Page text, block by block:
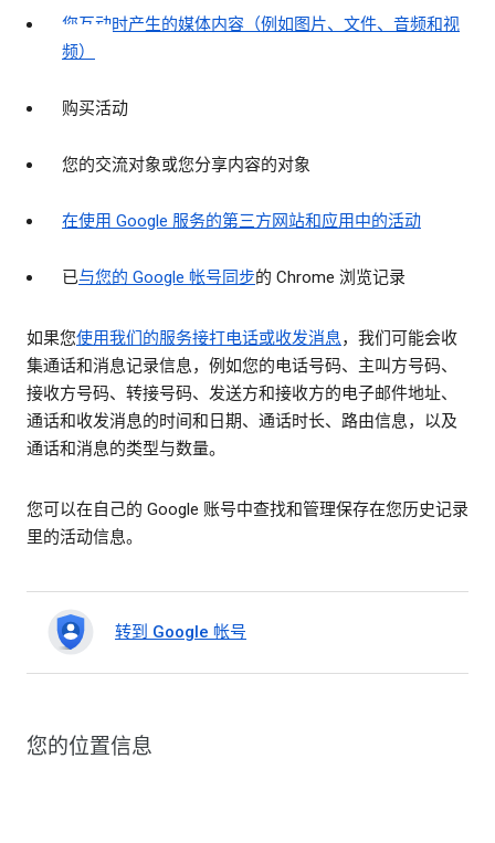
您互动时产生的媒体内容（例如图片、文件、音频和视
频）
购买活动
您的交流对象或您分享内容的对象
在使用 Google 服务的第三方网站和应用中的活动
已与您的 Google 帐号同步的 Chrome 浏览记录
如果您使用我们的服务接打电话或收发消息，我们可能会收
集通话和消息记录信息，例如您的电话号码、主叫方号码、
接收方号码、转接号码、发送方和接收方的电子邮件地址、
通话和收发消息的时间和日期、通话时长、路由信息，以及
通话和消息的类型与数量。
您可以在自己的 Google 账号中查找和管理保存在您历史记录
里的活动信息。
转到 Google 帐号
您的位置信息